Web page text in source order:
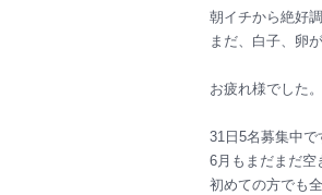
朝イチから絶好
まだ、白子、卵
お疲れ様でした。
31日5名募集中で
6月もまだまだ空
初めての方でも